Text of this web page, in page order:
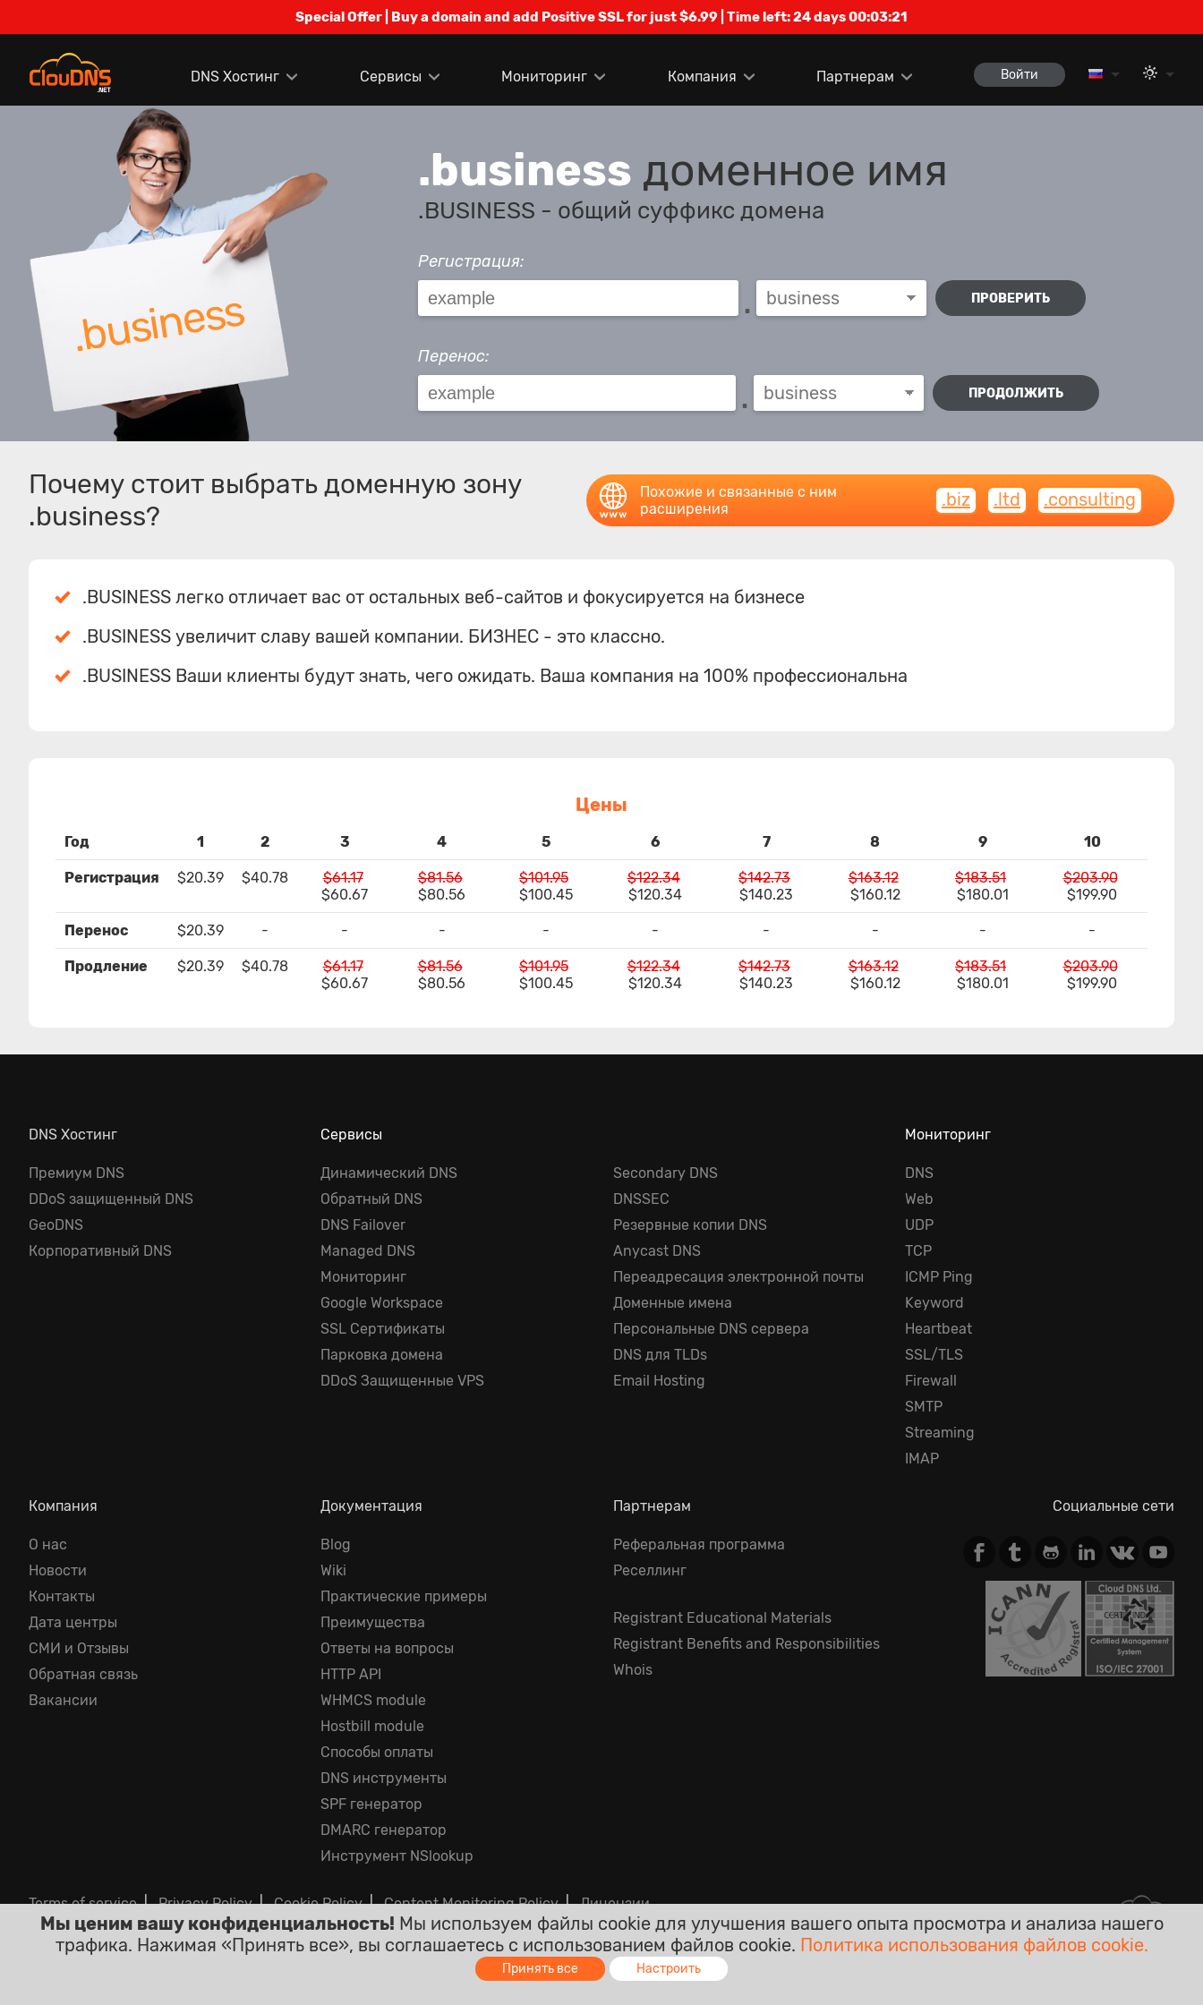
Special Offer | Buy a domain and add Positive SSL for just $6.99 | Time left:24 days 00:03:21
DNS Хостинг Сервисы Мониторинг Компания Партнерам Войти
.business
.business доменное имя
.BUSINESS - общий суффикс домена
Регистрация:
. ПРОВЕРИТЬ
Перенос:
. ПРОДОЛЖИТЬ
Почему стоит выбрать доменную зону
.business?
Похожие и связанные с ним
расширения
.biz .ltd .consulting
.BUSINESS легко отличает вас от остальных веб-сайтов и фокусируется на бизнесе
.BUSINESS увеличит славу вашей компании. БИЗНЕС - это классно.
.BUSINESS Ваши клиенты будут знать, чего ожидать. Ваша компания на 100% профессиональна
Цены
Год 1 2 3 4 5 6 7 8 9 10
Регистрация $20.39 $40.78
$61.17
$60.67
$81.56
$80.56
$101.95
$100.45
$122.34
$120.34
$142.73
$140.23
$163.12
$160.12
$183.51
$180.01
$203.90
$199.90
Перенос $20.39 - - - - - - - - -
Продление $20.39 $40.78
$61.17
$60.67
$81.56
$80.56
$101.95
$100.45
$122.34
$120.34
$142.73
$140.23
$163.12
$160.12
$183.51
$180.01
$203.90
$199.90
DNS Хостинг
Премиум DNS
DDoS защищенный DNS
GeoDNS
Корпоративный DNS
Сервисы
Динамический DNS
Обратный DNS
DNS Failover
Managed DNS
Мониторинг
Google Workspace
SSL Сертификаты
Парковка домена
DDoS Защищенные VPS
Secondary DNS
DNSSEC
Резервные копии DNS
Anycast DNS
Переадресация электронной почты
Доменные имена
Персональные DNS сервера
DNS для TLDs
Email Hosting
Мониторинг
DNS
Web
UDP
TCP
ICMP Ping
Keyword
Heartbeat
SSL/TLS
Firewall
SMTP
Streaming
IMAP
Компания
О нас
Новости
Контакты
Дата центры
СМИ и Отзывы
Обратная cвязь
Вакансии
Документация
Blog
Wiki
Практические примеры
Преимущества
Ответы на вопросы
HTTP API
WHMCS module
Hostbill module
Способы оплаты
DNS инструменты
SPF генератор
DMARC генератор
Инструмент NSlookup
Партнерам
Реферальная программа
Реселлинг
Registrant Educational Materials
Registrant Benefits and Responsibilities
Whois
Социальные сети
Terms of service|Privacy Policy|Cookie Policy|Content Monitoring Policy|Лицензии
©2026 ClouDNS
Все цены являются окончательными и включают налоги. Никаких других скрытых платежей!
Мы ценим вашу конфиденциальность! Мы используем файлы cookie для улучшения вашего опыта просмотра и анализа нашего
трафика. Нажимая «Принять все», вы соглашаетесь с использованием файлов cookie. Политика использования файлов cookie.
Принять все Настроить